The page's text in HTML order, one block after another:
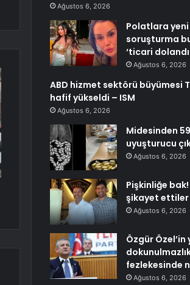
Ağustos 6, 2026
Polatlara yeni
soruşturma
‘ticari
Ağustos 6, 2026
ABD hizmet sektörü büyümesi
hafif yükseldi – ISM
Ağustos 6, 2026
Midesinden
uyuşturucu
Ağustos 6, 2026
Pişkinliğe bak!
şikayet ettiler
Ağustos 6, 2026
Özgür Özel’in
fezlekesinde
Ağustos 6, 2026